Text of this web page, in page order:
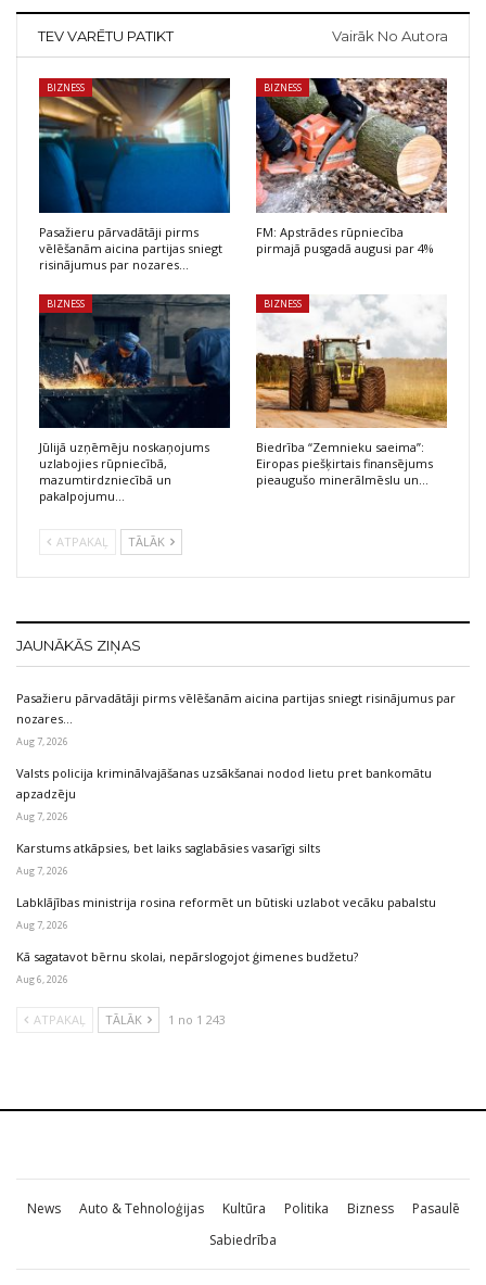
TEV VARĒTU PATIKT Vairāk No Autora
BIZNESS
Pasažieru pārvadātāji pirms
vēlēšanām aicina partijas sniegt
risinājumus par nozares…
BIZNESS
FM: Apstrādes rūpniecība
pirmajā pusgadā augusi par 4%
BIZNESS
Jūlijā uzņēmēju noskaņojums
uzlabojies rūpniecībā,
mazumtirdzniecībā un
pakalpojumu…
BIZNESS
Biedrība “Zemnieku saeima”:
Eiropas piešķirtais finansējums
pieaugušo minerālmēslu un…
ATPAKAĻ TĀLĀK
JAUNĀKĀS ZIŅAS
Pasažieru pārvadātāji pirms vēlēšanām aicina partijas sniegt risinājumus par
nozares…
Aug 7, 2026
Valsts policija kriminālvajāšanas uzsākšanai nodod lietu pret bankomātu
apzadzēju
Aug 7, 2026
Karstums atkāpsies, bet laiks saglabāsies vasarīgi silts
Aug 7, 2026
Labklājības ministrija rosina reformēt un būtiski uzlabot vecāku pabalstu
Aug 7, 2026
Kā sagatavot bērnu skolai, nepārslogojot ģimenes budžetu?
Aug 6, 2026
ATPAKAĻ TĀLĀK 1 no 1 243
News Auto & Tehnoloģijas Kultūra Politika Bizness
Pasaulē
Sabiedrība